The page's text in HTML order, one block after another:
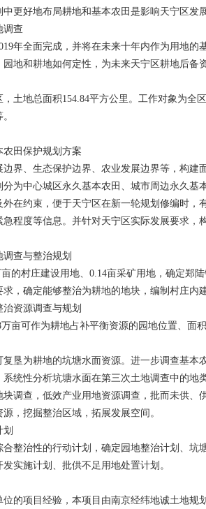
更好地布局耕地和基本农田是影响天宁区发
调查
年全面完成，并将在未来十年内作为用地
地和耕地如何定性，为未来天宁区耕地后备
土地总面积154.84平方公里。工作对象为全
农田保护规划方案
界、生态保护边界、农业发展边界等，构建
为中心城区永久基本农田、城市周边永久
在约束，便于天宁区在新一轮规划修编时
程度等信息。并针对天宁区实际发展要求，
调查与整治规划
的村庄建设用地、0.14亩采矿用地，确定郑
，确定能够整治为耕地的地块，编制村庄内
治资源调查与规划
亩可作为耕地占补平衡资源的园地位置、面
垦为耕地的坑塘水面资源。进一步调查基
统性分析坑塘水面在第三次土地调查中的地
调查，低效产业用地资源调查，批而未供
，挖掘整治区域，拓展发展空间。
划
合整治性的行动计划，确定园地整治计划、
实施计划、批供不足用地处置计划。
的项目经验，本项目由南京经纬地诚土地规